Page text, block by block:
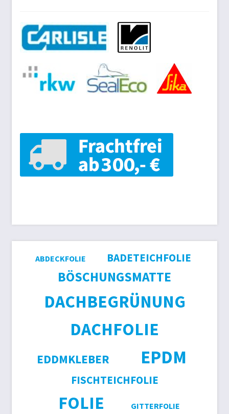
ABDECKFOLIE BADETEICHFOLIE
BÖSCHUNGSMATTE
DACHBEGRÜNUNG
DACHFOLIE
EDDMKLEBER EPDM
FISCHTEICHFOLIE
FOLIE GITTERFOLIE